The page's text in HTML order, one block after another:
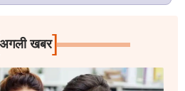
अगली खबर]